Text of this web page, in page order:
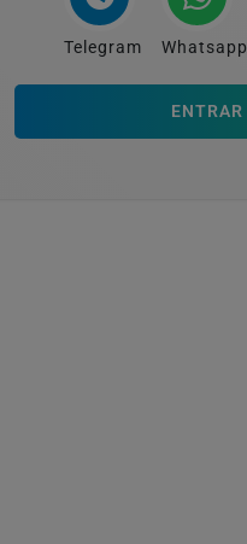
Telegram Whatsapp
ENTRAR